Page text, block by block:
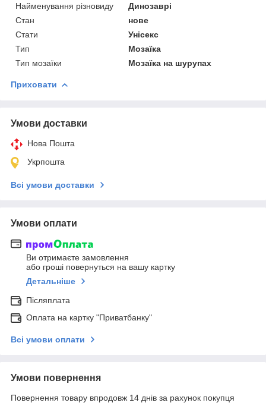
Найменування різновиду
Динозаврі
Стан
нове
Стати
Унісекс
Тип
Мозаїка
Тип мозаїки
Мозаїка на шурупах
Приховати
Умови доставки
Нова Пошта
Укрпошта
Всі умови доставки
Умови оплати
Ви отримаєте замовлення
або гроші повернуться на вашу картку
Детальніше
Післяплата
Оплата на картку "Приватбанку"
Всі умови оплати
Умови повернення
Повернення товару впродовж 14 днів за рахунок покупця